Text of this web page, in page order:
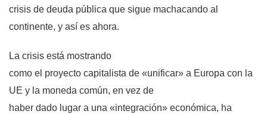
crisis de deuda pública que sigue machacando al
continente, y así es ahora.
La crisis está mostrando
como el proyecto capitalista de «unificar» a Europa con la
UE y la moneda común, en vez de
haber dado lugar a una «integración» económica, ha